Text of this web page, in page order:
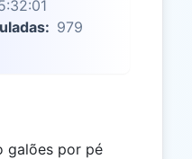
979
galões por pé